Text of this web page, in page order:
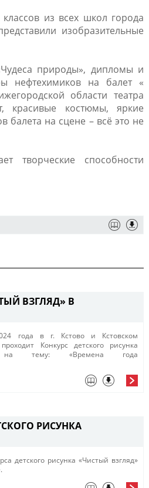
из всех школ города
изобразительные
природы», дипломы и
нефтехимиков на балет «​
области театра
красивые костюмы, яркие
балета на сцене – всё это не
творческие способности
ВЗГЛЯД» В
года в г. Кстово и Кстовском
Конкурс детского рисунка
на тему: «Времена года
РИСУНКА
детского рисунка «Чистый взгляд»